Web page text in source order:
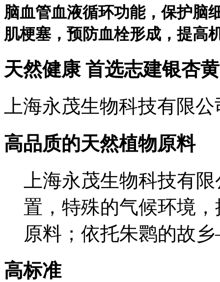
脑血管血液循环功能，保护脑
肌梗塞，预防血栓形成，提高
天然健康 首选志建银杏
上海永茂生物科技有限
高品质的天然植物原料
上海永茂生物科技有
置，特殊的气候环境
原料；依托朱鹮的故
高标准